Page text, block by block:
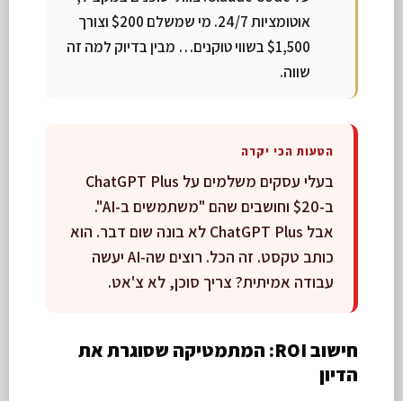
אוטומציות 24/7. מי שמשלם $200 וצורך
$1,500 בשווי טוקנים… מבין בדיוק למה זה
שווה.
הטעות הכי יקרה
בעלי עסקים משלמים על ChatGPT Plus
ב-$20 וחושבים שהם "משתמשים ב-AI".
אבל ChatGPT Plus לא בונה שום דבר. הוא
כותב טקסט. זה הכל. רוצים שה-AI יעשה
עבודה אמיתית? צריך סוכן, לא צ'אט.
חישוב ROI: המתמטיקה שסוגרת את
הדיון